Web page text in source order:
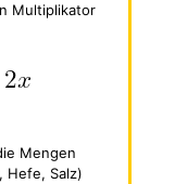
Multiplikator
Mengen
Hefe, Salz)